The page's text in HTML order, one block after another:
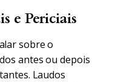
e Periciais
sobre o
antes ou depois
Laudos